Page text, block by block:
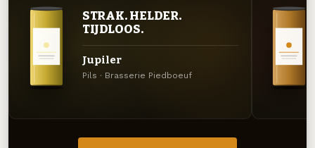
STRAK. HELDER.
TIJDLOOS.
Jupiler
Pils · Brasserie Piedboeuf